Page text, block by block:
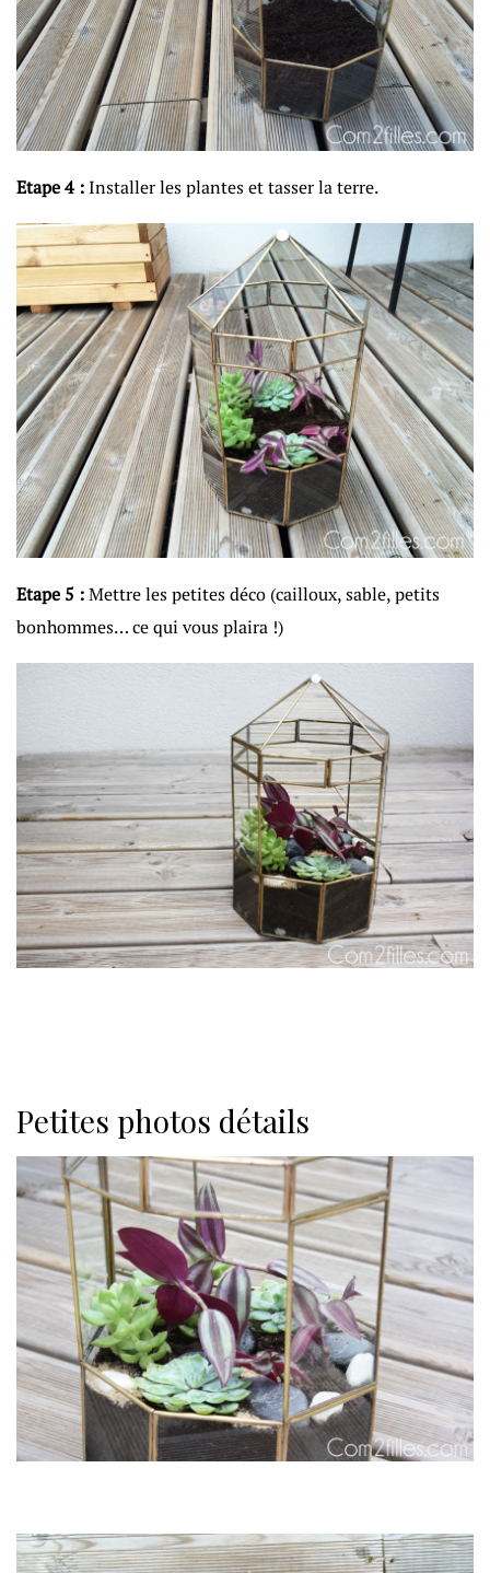
Etape 4 :Installer les plantes et tasser la terre.
Etape 5 :Mettre les petites déco (cailloux, sable, petits
bonhommes… ce qui vous plaira !)
Petites photos détails